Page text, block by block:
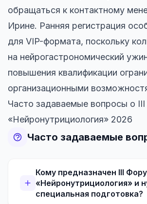
обращаться к контактному
Ирине. Ранняя регистрация
для VIP-формата, поскольку
на нейрогастрономический
повышения квалификации
организационными
Часто задаваемые вопросы о
«Нейронутрициология» 2026
Часто задаваемые
Кому предназначен III
«Нейронутрициология» и
специальная подготовка?